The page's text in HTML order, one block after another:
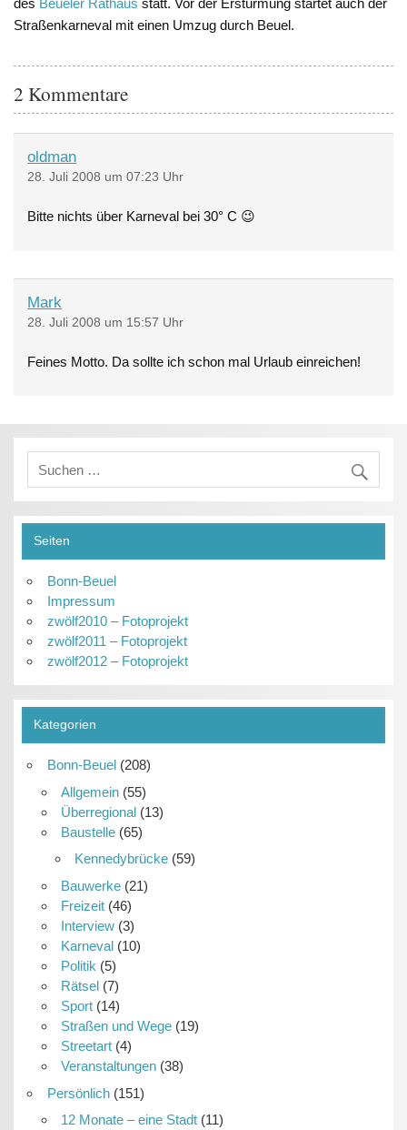
Straßenkarneval mit einen Umzug durch Beuel.
2 Kommentare
oldman
28. Juli 2008 um 07:23 Uhr
Bitte nichts über Karneval bei 30° C 😉
Mark
28. Juli 2008 um 15:57 Uhr
Feines Motto. Da sollte ich schon mal Urlaub einreichen!
Seiten
Bonn-Beuel
Impressum
zwölf2010 – Fotoprojekt
zwölf2011 – Fotoprojekt
zwölf2012 – Fotoprojekt
Kategorien
Bonn-Beuel(208)
Allgemein(55)
Überregional(13)
Baustelle(65)
Kennedybrücke(59)
Bauwerke(21)
Freizeit(46)
Interview(3)
Karneval(10)
Politik (5)
Rätsel(7)
Sport(14)
Straßen und Wege(19)
Streetart(4)
Veranstaltungen(38)
Persönlich(151)
12 Monate – eine Stadt(11)